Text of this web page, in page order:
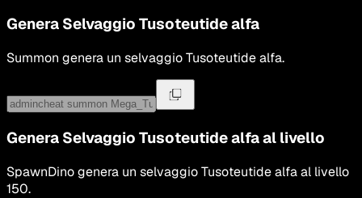
Genera Selvaggio Tusoteutide alfa
Summon genera un selvaggioTusoteutide alfa.
Genera Selvaggio Tusoteutide alfaal livello
SpawnDinogenera un selvaggioTusoteutide alfaal livello
150.